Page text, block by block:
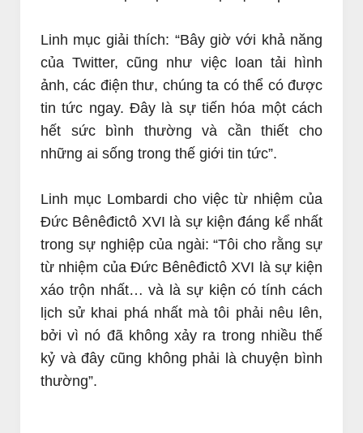
Linh mục giải thích: “Bây giờ với khả năng
của Twitter, cũng như việc loan tải hình
ảnh, các điện thư, chúng ta có thể có được
tin tức ngay. Đây là sự tiến hóa một cách
hết sức bình thường và cần thiết cho
những ai sống trong thế giới tin tức”.
Linh mục Lombardi cho việc từ nhiệm của
Đức Bênêđictô XVI là sự kiện đáng kể nhất
trong sự nghiệp của ngài: “Tôi cho rằng sự
từ nhiệm của Đức Bênêđictô XVI là sự kiện
xáo trộn nhất… và là sự kiện có tính cách
lịch sử khai phá nhất mà tôi phải nêu lên,
bởi vì nó đã không xảy ra trong nhiều thế
kỷ và đây cũng không phải là chuyện bình
thường”.